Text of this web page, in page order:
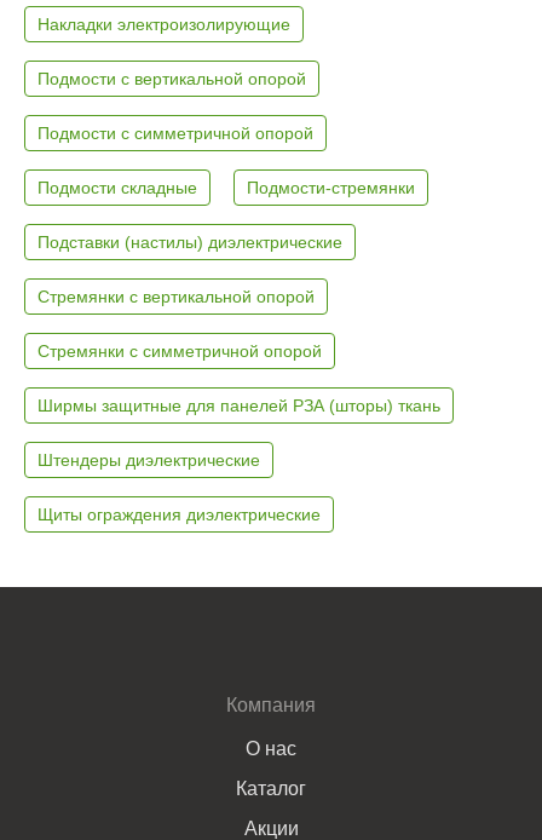
Накладки электроизолирующие
Подмости с вертикальной опорой
Подмости с симметричной опорой
Подмости складные Подмости-стремянки
Подставки (настилы) диэлектрические
Стремянки с вертикальной опорой
Стремянки с симметричной опорой
Ширмы защитные для панелей РЗА (шторы) ткань
Штендеры диэлектрические
Щиты ограждения диэлектрические
Компания
О нас
Каталог
Акции